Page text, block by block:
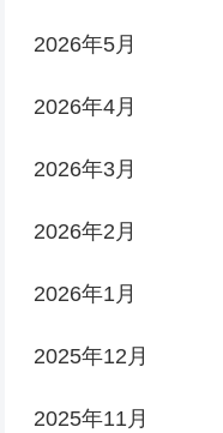
2026年5月
2026年4月
2026年3月
2026年2月
2026年1月
2025年12月
2025年11月